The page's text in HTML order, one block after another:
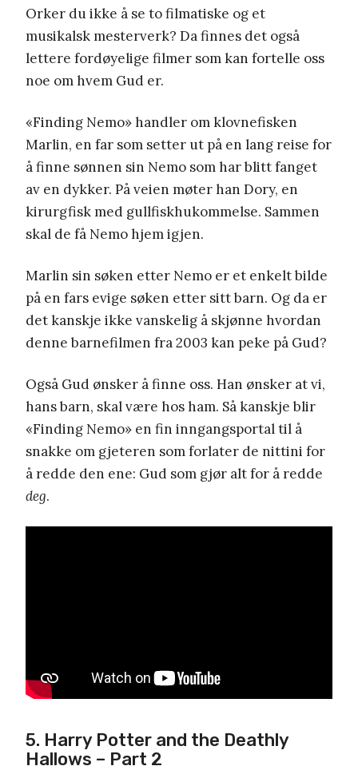
Orker du ikke å se to filmatiske og et
musikalsk mesterverk? Da finnes det også
lettere fordøyelige filmer som kan fortelle oss
noe om hvem Gud er.
«Finding Nemo» handler om klovnefisken
Marlin, en far som setter ut på en lang reise for
å finne sønnen sin Nemo som har blitt fanget
av en dykker. På veien møter han Dory, en
kirurgfisk med gullfiskhukommelse. Sammen
skal de få Nemo hjem igjen.
Marlin sin søken etter Nemo er et enkelt bilde
på en fars evige søken etter sitt barn. Og da er
det kanskje ikke vanskelig å skjønne hvordan
denne barnefilmen fra 2003 kan peke på Gud?
Også Gud ønsker å finne oss. Han ønsker at vi,
hans barn, skal være hos ham. Så kanskje blir
«Finding Nemo» en fin inngangsportal til å
snakke om gjeteren som forlater de nittini for
å redde den ene: Gud som gjør alt for å redde
deg.
5. Harry Potter and the Deathly
Hallows – Part 2